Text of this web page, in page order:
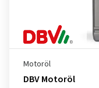
Motoröl
DBV Motoröl